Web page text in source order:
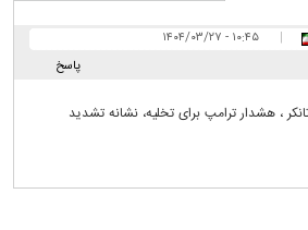
|
۱۰:۴۵ - ۱۴۰۴/۰۳/۲۷
پاسخ
، هشدار ترامپ برای تخلیه، نشانه تشدید